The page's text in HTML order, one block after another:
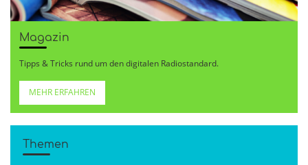
Magazin
Tipps & Tricks rund um den digitalen Radiostandard.
MEHR ERFAHREN
Themen